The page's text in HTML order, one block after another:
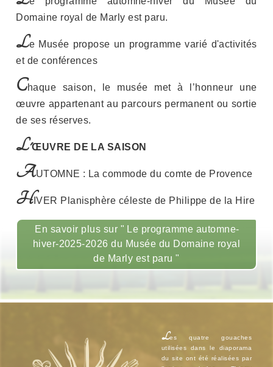
Domaine royal de Marly est paru.
Le Musée propose un programme varié d'activités
et de conférences
Chaque saison, le musée met à l’honneur une
œuvre appartenant au parcours permanent ou sortie
de ses réserves.
L'ŒUVRE DE LA SAISON
AUTOMNE : La commode du comte de Provence
HIVER Planisphère céleste de Philippe de la Hire
En savoir plus sur " Le programme automne-
hiver-2025-2026 du Musée du Domaine royal
de Marly est paru "
Les quatre gouaches
utilisées dans le diaporama
du site ont été réalisées par